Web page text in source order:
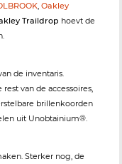
, Oakley
Traildrop hoevt de
de inventaris.
van de accessoires,
brillenkoorden
uit Unobtainium®.
Sterker nog, de